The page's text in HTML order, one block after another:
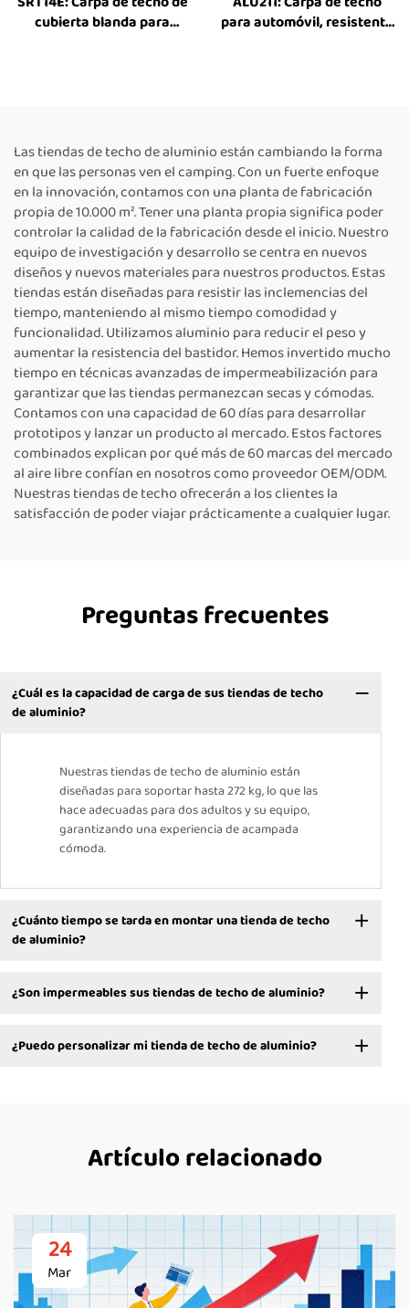
cubierta blanda para
vehículos tipo familia
para automóvil, resistente
Las tiendas de techo de aluminio están cambiando la forma
en que las personas ven el camping. Con un fuerte enfoque
en la innovación, contamos con una planta de fabricación
propia de 10.000 m². Tener una planta propia significa poder
controlar la calidad de la fabricación desde el inicio. Nuestro
equipo de investigación y desarrollo se centra en nuevos
diseños y nuevos materiales para nuestros productos. Estas
tiendas están diseñadas para resistir las inclemencias del
tiempo, manteniendo al mismo tiempo comodidad y
funcionalidad. Utilizamos aluminio para reducir el peso y
aumentar la resistencia del bastidor. Hemos invertido mucho
tiempo en técnicas avanzadas de impermeabilización para
garantizar que las tiendas permanezcan secas y cómodas.
Contamos con una capacidad de 60 días para desarrollar
prototipos y lanzar un producto al mercado. Estos factores
combinados explican por qué más de 60 marcas del mercado
al aire libre confían en nosotros como proveedor OEM/ODM.
Nuestras tiendas de techo ofrecerán a los clientes la
satisfacción de poder viajar prácticamente a cualquier lugar.
Preguntas frecuentes
¿Cuál es la capacidad de carga de sus tiendas de techo
de aluminio?
Nuestras tiendas de techo de aluminio están
diseñadas para soportar hasta 272 kg, lo que las
hace adecuadas para dos adultos y su equipo,
garantizando una experiencia de acampada
cómoda.
¿Cuánto tiempo se tarda en montar una tienda de techo
de aluminio?
¿Son impermeables sus tiendas de techo de aluminio?
¿Puedo personalizar mi tienda de techo de aluminio?
Artículo relacionado
24
Mar